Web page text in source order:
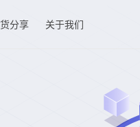
分享 关于我们